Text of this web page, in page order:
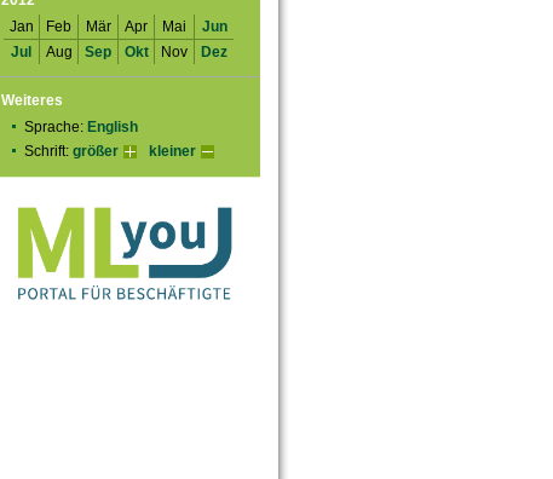
Jan
Feb Mär Apr Mai
Jun
Jul
Aug Sep Okt Nov Dez
Weiteres
Sprache: English
Schrift: größer kleiner